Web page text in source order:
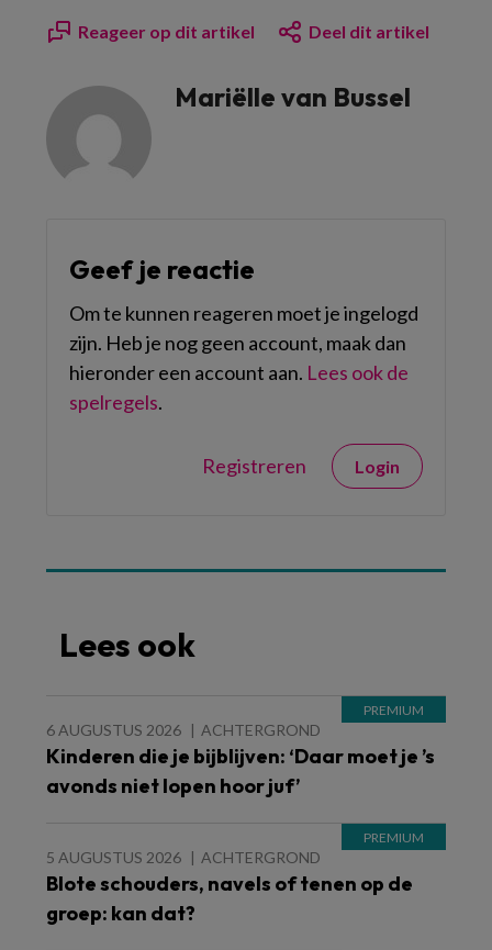
Reageer op dit artikel Deel dit artikel
Mariëlle van Bussel
Geef je reactie
Om te kunnen reageren moet je ingelogd
zijn. Heb je nog geen account, maak dan
hieronder een account aan. Lees ook de
spelregels.
Registreren Login
Lees ook
6 AUGUSTUS 2026 ACHTERGROND
Kinderen die je bijblijven: ‘Daar moet je ’s
avonds niet lopen hoor juf’
5 AUGUSTUS 2026 ACHTERGROND
Blote schouders, navels of tenen op de
groep: kan dat?